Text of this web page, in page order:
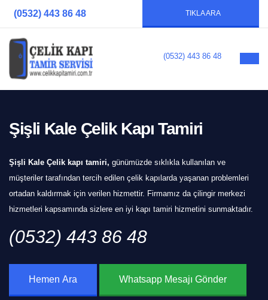
(0532) 443 86 48 TIKLA ARA
(0532) 443 86 48
Şişli Kale Çelik Kapı Tamiri
Şişli Kale Çelik kapı tamiri, günümüzde sıklıkla kullanılan ve
müşteriler tarafından tercih edilen çelik kapılarda yaşanan problemleri
ortadan kaldırmak için verilen hizmettir. Firmamız da çilingir merkezi
hizmetleri kapsamında sizlere en iyi kapı tamiri hizmetini sunmaktadır.
(0532) 443 86 48
Hemen Ara Whatsapp Mesajı Gönder